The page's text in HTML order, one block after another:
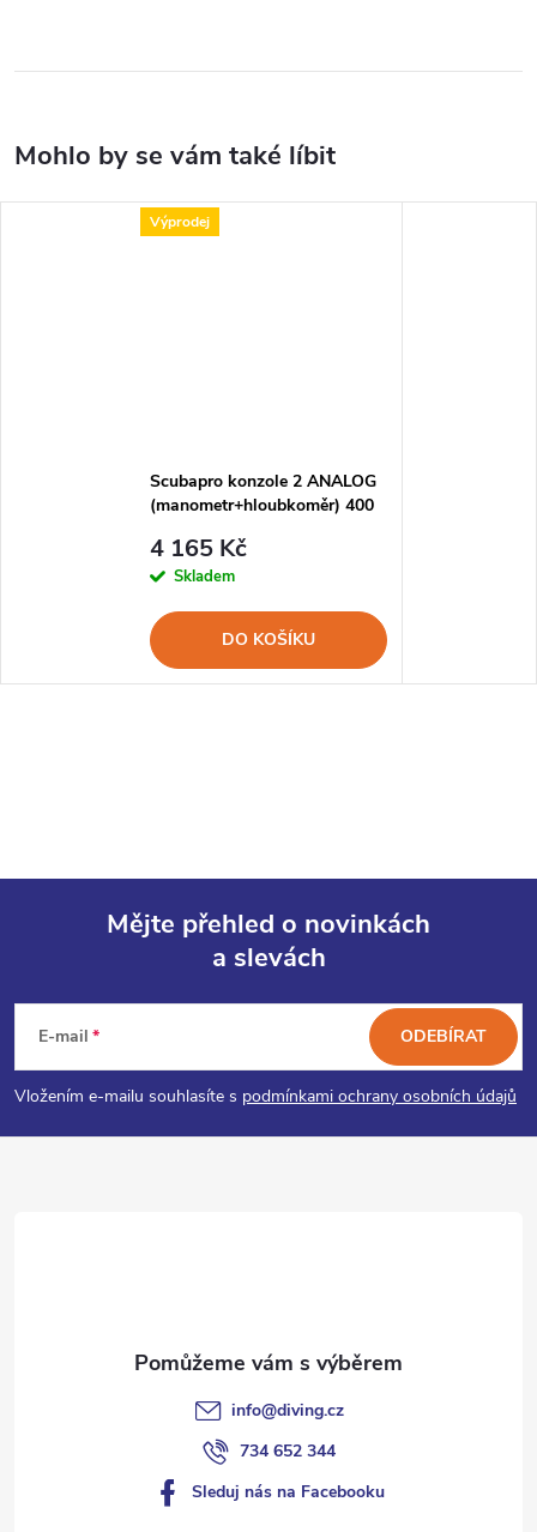
Výprodej
Scubapro konzole 2 ANALOG
(manometr+hloubkoměr) 400
4 165 Kč
Skladem
DO KOŠÍKU
p
a
Mějte přehled o novinkách
a slevách
E-mail
Vložením e-mailu souhlasíte s podmínkami ochrany osobních údajů
ODEBÍRAT
info@diving.cz
734 652 344
Sleduj nás na Facebooku